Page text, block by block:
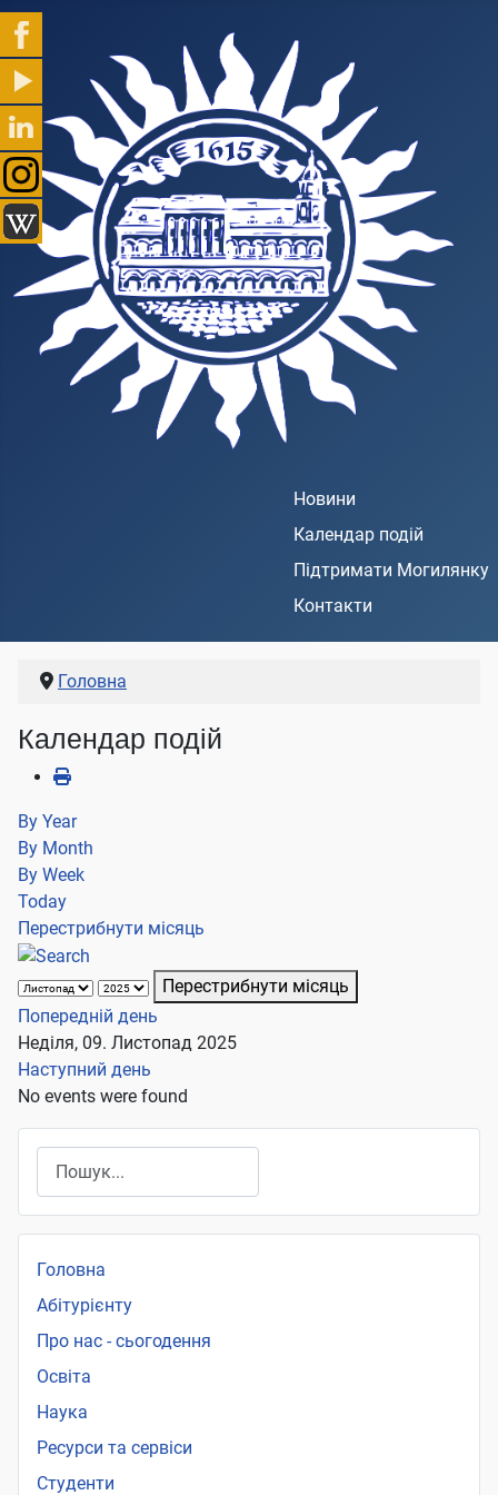
Новини
Календар подій
Підтримати Могилянку
Контакти
Головна
Календар подій
By Year
By Month
By Week
Today
Перестрибнути місяць
Перестрибнути місяць
Попередній день
Неділя, 09. Листопад 2025
Наступний день
No events were found
Головна
Абітурієнту
Про нас - сьогодення
Освіта
Наука
Ресурси та сервіси
Студенти